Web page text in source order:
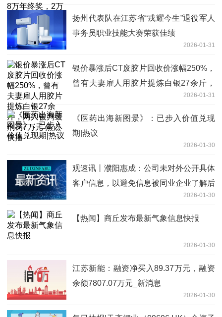
扬州代表队在江苏省“戎耀今生”退役军人
事务员职业技能大赛荣获佳绩
2026-01-31
银价暴涨后CT废胶片回收价涨幅250%，
曾有夫妻雇人用胶片提炼白银27余斤，
2026-01-31
《医药出海新图景》：已步入价值兑现
期|热议
2026-01-30
观速讯丨濮阳惠成：公司未对外公开具体
客户信息，以避免信息被同业企业了解后
2026-01-30
【热闻】商丘发布最新气象信息快报
2026-01-30
江苏新能：融资净买入89.37万元，融资
余额7807.07万元_新消息
2026-01-30